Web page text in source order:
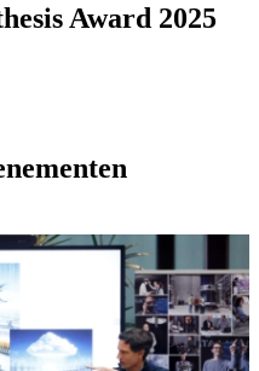
Award 2025